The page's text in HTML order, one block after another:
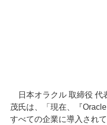
日本オラクル 取締役 代
茂氏は、「現在、『
すべての企業に導入され